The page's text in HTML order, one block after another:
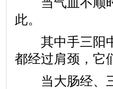
此。
其中手三阳中
都经过肩颈，它
当大肠经、三